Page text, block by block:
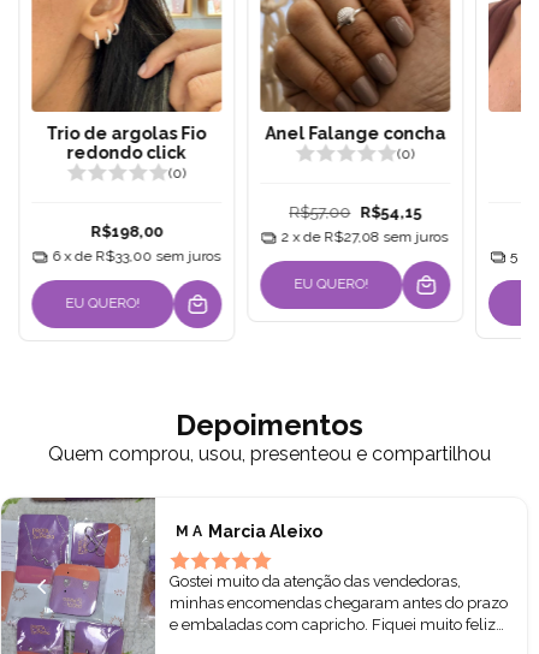
Trio de argolas Fio
redondo click
(0)
R$198,00
6 x de R$33,00 sem juros
EU QUERO!
Anel Falange concha
(0)
R$57,00 R$54,15
2 x de R$27,08 sem juros
EU QUERO!
5
Depoimentos
Quem comprou, usou, presenteou e compartilhou
M A Marcia Aleixo
Gostei muito da atenção das vendedoras,
minhas encomendas chegaram antes do prazo
e embaladas com capricho. Fiquei muito feliz